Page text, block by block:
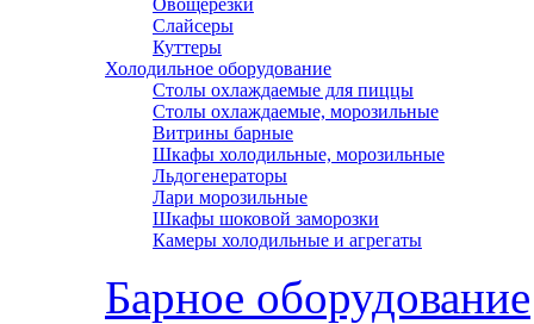
Овощерезки
Слайсеры
Куттеры
Холодильное оборудование
Столы охлаждаемые для пиццы
Столы охлаждаемые, морозильные
Витрины барные
Шкафы холодильные, морозильные
Льдогенераторы
Лари морозильные
Шкафы шоковой заморозки
Камеры холодильные и агрегаты
Барное оборудование